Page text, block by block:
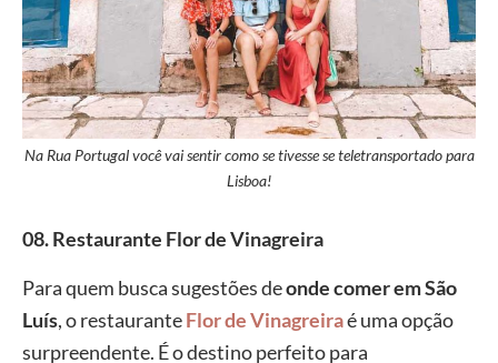
Na Rua Portugal você vai sentir como se tivesse se teletransportado para
Lisboa!
08. Restaurante Flor de Vinagreira
Para quem busca sugestões deonde comer em São
Luís, o restauranteFlor de Vinagreiraé uma opção
surpreendente. É o destino perfeito para